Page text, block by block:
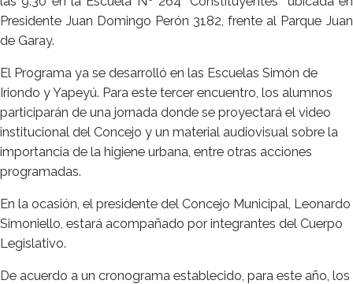
Presidente Juan Domingo Perón 3182, frente al Parque Juan
de Garay.
El Programa ya se desarrolló en las Escuelas Simón de
Iriondo y Yapeyú. Para este tercer encuentro, los alumnos
participarán de una jornada donde se proyectará el video
institucional del Concejo y un material audiovisual sobre la
importancia de la higiene urbana, entre otras acciones
programadas.
En la ocasión, el presidente del Concejo Municipal, Leonardo
Simoniello, estará acompañado por integrantes del Cuerpo
Legislativo.
De acuerdo a un cronograma establecido, para este año, los